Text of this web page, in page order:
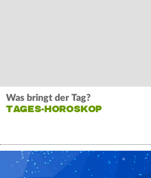
Was bringt der Tag?
TAGES-HOROSKOP